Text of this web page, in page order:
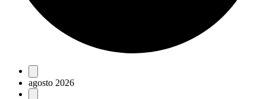
Eventos
agosto 2026